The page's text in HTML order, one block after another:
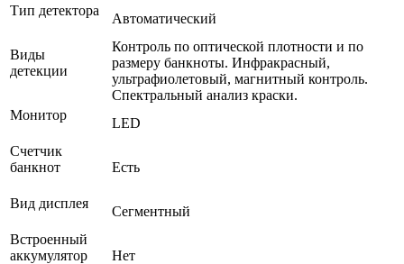
Тип детектора
Автоматический
Виды
детекции
Контроль по оптической плотности и по
размеру банкноты. Инфракрасный,
ультрафиолетовый, магнитный контроль.
Спектральный анализ краски.
Монитор
LED
Счетчик
банкнот
Есть
Вид дисплея
Сегментный
Встроенный
аккумулятор
Нет